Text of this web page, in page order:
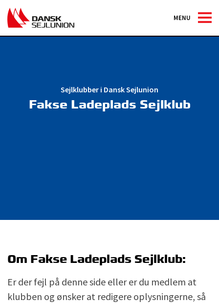
MENU
Sejlklubber i Dansk Sejlunion
Fakse Ladeplads Sejlklub
Om Fakse Ladeplads Sejlklub:
Er der fejl på denne side eller er du medlem at
klubben og ønsker at redigere oplysningerne, så